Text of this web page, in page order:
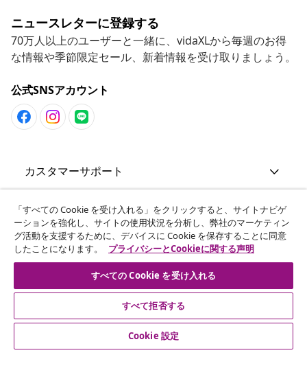
ニュースレターに登録する
70万人以上のユーザーと一緒に、vidaXLから毎週のお得
な情報や季節限定セール、新着情報を受け取りましょう。
公式SNSアカウント
カスタマーサポート
ビジネス・パートナーシップ
vidaXL
その他の情報
© 2008-2026 vidaXL. 当サイトは、vidaXL合同会社が運営してい
「すべての Cookie を受け入れる」をクリックすると、サイトナビゲ
ーションを強化し、サイトの使用状況を分析し、弊社のマーケティン
グ活動を支援するために、デバイスに Cookie を保存することに同意
したことになります。
プライバシーとCookieに関する声明
すべての Cookie を受け入れる
すべて拒否する
Cookie 設定